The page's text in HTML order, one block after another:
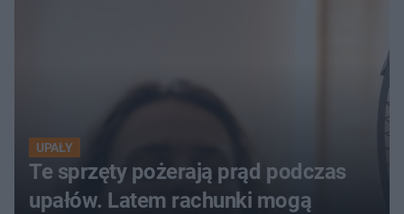
UPAŁY
Te sprzęty pożerają prąd podczas
upałów. Latem rachunki mogą